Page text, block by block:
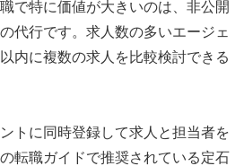
で特に価値が大きいのは、非公開
代行です。求人数の多いエージェ
内に複数の求人を比較検討できる
トに同時登録して求人と担当者を
転職ガイドで推奨されている定石